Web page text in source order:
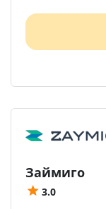
Займиго
3.0